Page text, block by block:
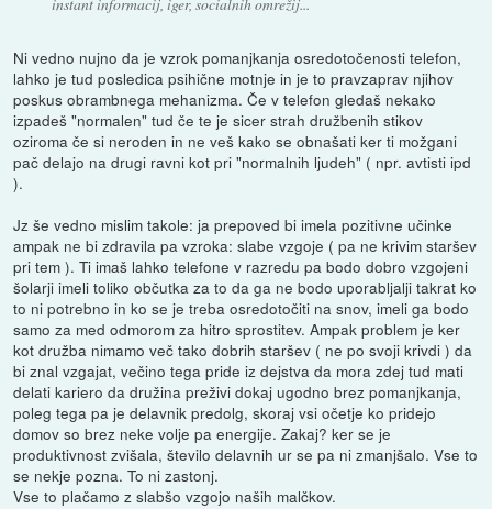
Ni vedno nujno da je vzrok pomanjkanja osredotočenosti telefon,
lahko je tud posledica psihične motnje in je to pravzaprav njihov
poskus obrambnega mehanizma. Če v telefon gledaš nekako
izpadeš "normalen" tud če te je sicer strah družbenih stikov
oziroma če si neroden in ne veš kako se obnašati ker ti možgani
pač delajo na drugi ravni kot pri "normalnih ljudeh" ( npr. avtisti ipd
).
Jz še vedno mislim takole: ja prepoved bi imela pozitivne učinke
ampak ne bi zdravila pa vzroka: slabe vzgoje ( pa ne krivim staršev
pri tem ). Ti imaš lahko telefone v razredu pa bodo dobro vzgojeni
šolarji imeli toliko občutka za to da ga ne bodo uporabljalji takrat ko
to ni potrebno in ko se je treba osredotočiti na snov, imeli ga bodo
samo za med odmorom za hitro sprostitev. Ampak problem je ker
kot družba nimamo več tako dobrih staršev ( ne po svoji krivdi ) da
bi znal vzgajat, večino tega pride iz dejstva da mora zdej tud mati
delati kariero da družina preživi dokaj ugodno brez pomanjkanja,
poleg tega pa je delavnik predolg, skoraj vsi očetje ko pridejo
domov so brez neke volje pa energije. Zakaj? ker se je
produktivnost zvišala, število delavnih ur se pa ni zmanjšalo. Vse to
se nekje pozna. To ni zastonj.
Vse to plačamo z slabšo vzgojo naših malčkov.